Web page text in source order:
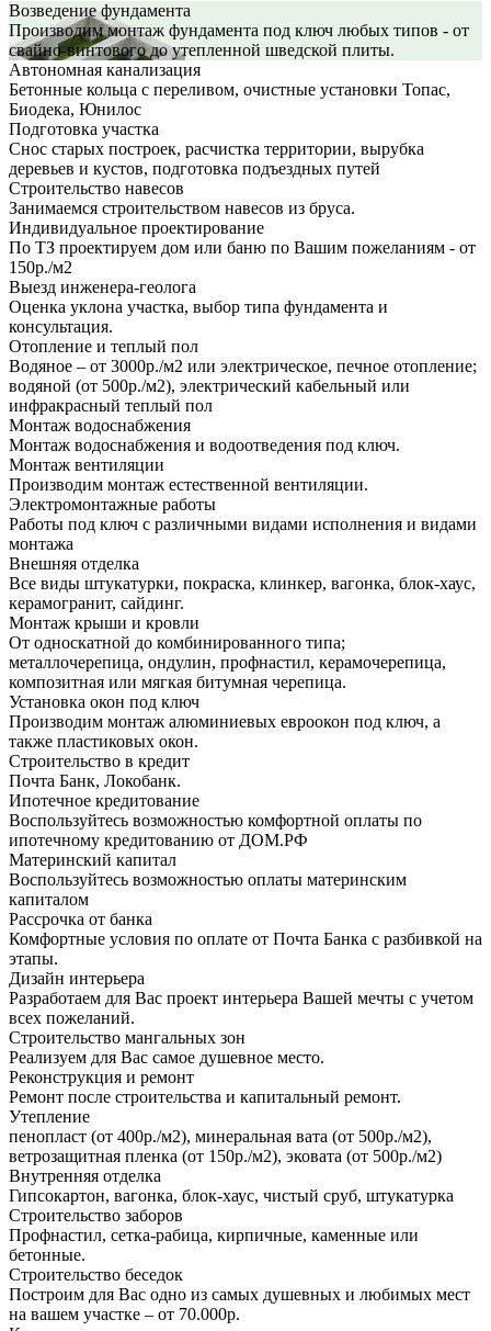
Возведение фундамента
Производим монтаж фундамента под ключ любых типов - от
свайно-винтового до утепленной шведской плиты.
Автономная канализация
Бетонные кольца с переливом, очистные установки Топас,
Биодека, Юнилос
Подготовка участка
Снос старых построек, расчистка территории, вырубка
деревьев и кустов, подготовка подъездных путей
Строительство навесов
Занимаемся строительством навесов из бруса.
Индивидуальное проектирование
По ТЗ проектируем дом или баню по Вашим пожеланиям - от
150р./м2
Выезд инженера-геолога
Оценка уклона участка, выбор типа фундамента и
консультация.
Отопление и теплый пол
Водяное – от 3000р./м2 или электрическое, печное отопление;
водяной (от 500р./м2), электрический кабельный или
инфракрасный теплый пол
Монтаж водоснабжения
Монтаж водоснабжения и водоотведения под ключ.
Монтаж вентиляции
Производим монтаж естественной вентиляции.
Электромонтажные работы
Работы под ключ с различными видами исполнения и видами
монтажа
Внешняя отделка
Все виды штукатурки, покраска, клинкер, вагонка, блок-хаус,
керамогранит, сайдинг.
Монтаж крыши и кровли
От односкатной до комбинированного типа;
металлочерепица, ондулин, профнастил, керамочерепица,
композитная или мягкая битумная черепица.
Установка окон под ключ
Производим монтаж алюминиевых евроокон под ключ, а
также пластиковых окон.
Строительство в кредит
Почта Банк, Локобанк.
Ипотечное кредитование
Воспользуйтесь возможностью комфортной оплаты по
ипотечному кредитованию от ДОМ.РФ
Материнский капитал
Воспользуйтесь возможностью оплаты материнским
капиталом
Рассрочка от банка
Комфортные условия по оплате от Почта Банка с разбивкой на
этапы.
Дизайн интерьера
Разработаем для Вас проект интерьера Вашей мечты с учетом
всех пожеланий.
Строительство мангальных зон
Реализуем для Вас самое душевное место.
Реконструкция и ремонт
Ремонт после строительства и капитальный ремонт.
Утепление
пенопласт (от 400р./м2), минеральная вата (от 500р./м2),
ветрозащитная пленка (от 150р./м2), эковата (от 500р./м2)
Внутренняя отделка
Гипсокартон, вагонка, блок-хаус, чистый сруб, штукатурка
Строительство заборов
Профнастил, сетка-рабица, кирпичные, каменные или
бетонные.
Строительство беседок
Построим для Вас одно из самых душевных и любимых мест
на вашем участке – от 70.000р.